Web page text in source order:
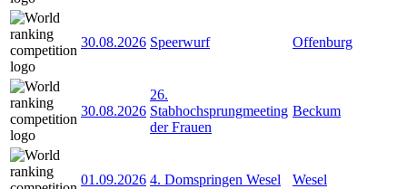
30.08.2026 Speerwurf Offenburg
30.08.2026
26.
Stabhochsprungmeeting
der Frauen
Beckum
01.09.2026 4. Domspringen Wesel Wesel